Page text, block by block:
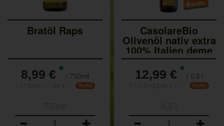
Bratöl Raps
8,99 € * / 750ml
Staffel
CasolareBio
Olivenöl nativ extra
100% Italien deme
12,99 € * / 0,5 l
Staffel